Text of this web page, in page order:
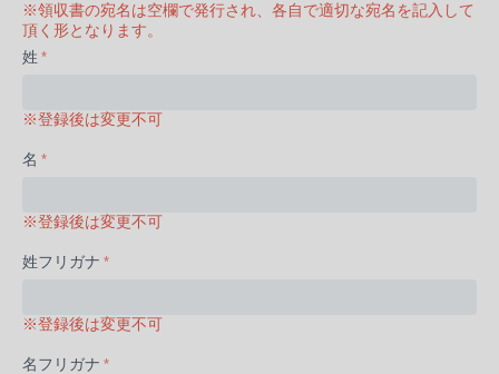
※領収書の宛名は空欄で発行され、各自で適切な宛名を記入して
頂く形となります。
姓
※登録後は変更不可
名
※登録後は変更不可
姓フリガナ
※登録後は変更不可
名フリガナ